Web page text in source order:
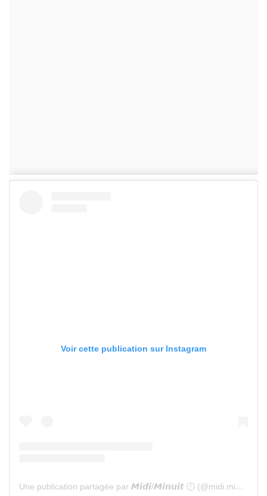
Voir cette publication sur Instagram
Une publication partagée par 𝙈𝙞𝙙𝙞/𝙈𝙞𝙣𝙪𝙞𝙩 🕛 (@midi.minuit)